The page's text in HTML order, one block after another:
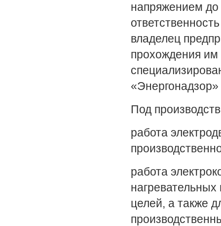
напряжением
владелец
прохождения им
«Энергонадзор»
Под
работа
работа
целей, а также